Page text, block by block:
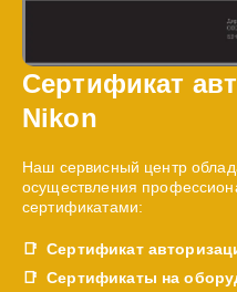
Сертификат
Nikon
Наш сервисный центр
осуществления
сертификатами:
Сертификат
Сертификаты на